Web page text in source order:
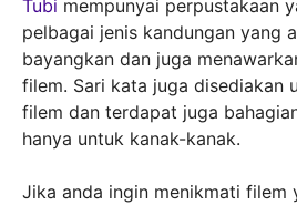
Tubi mempunyai perpustakaan
pelbagai jenis kandungan yang
bayangkan dan juga
filem. Sari kata juga disediakan
filem dan terdapat juga
hanya untuk kanak-kanak.
Jika anda ingin menikmati filem